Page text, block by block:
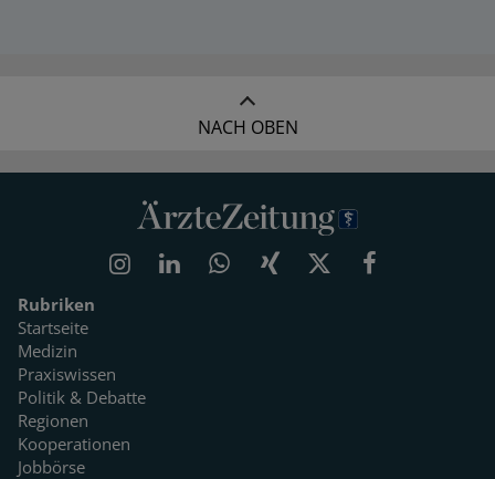
NACH OBEN
Rubriken
Startseite
Medizin
Praxiswissen
Politik & Debatte
Regionen
Kooperationen
Jobbörse